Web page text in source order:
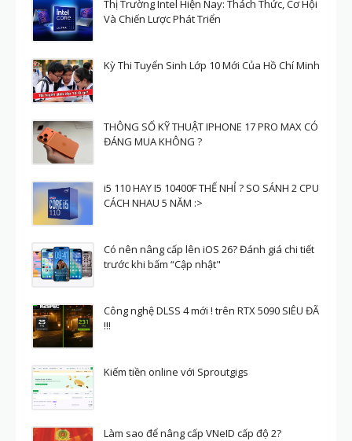
Thị Trường Intel Hiện Nay: Thách Thức, Cơ Hội
Và Chiến Lược Phát Triển
Kỳ Thi Tuyển Sinh Lớp 10 Mới Của Hồ Chí Minh
THÔNG SỐ KỸ THUẬT IPHONE 17 PRO MAX CÓ
ĐÁNG MUA KHÔNG ?
i5 110 HAY I5 10400F THẾ NHỈ ? SO SÁNH 2 CPU
CÁCH NHAU 5 NĂM :>
Có nên nâng cấp lên iOS 26? Đánh giá chi tiết
trước khi bấm “Cập nhật"
Công nghệ DLSS 4 mới ! trên RTX 5090 SIÊU ĐÃ
!!!
Kiếm tiền online với Sproutgigs
Làm sao để nâng cấp VNeID cấp độ 2?